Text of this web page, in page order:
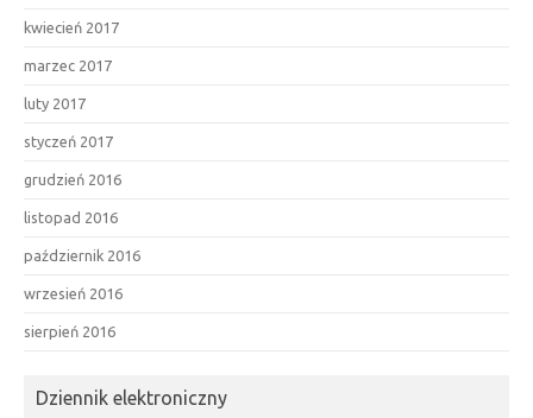
kwiecień 2017
marzec 2017
luty 2017
styczeń 2017
grudzień 2016
listopad 2016
październik 2016
wrzesień 2016
sierpień 2016
Dziennik elektroniczny